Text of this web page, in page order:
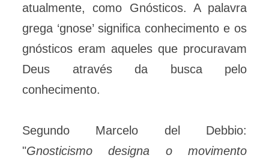
atualmente, como Gnósticos. A palavra
grega ‘gnose’ significa conhecimento e os
gnósticos eram aqueles que procuravam
Deus através da busca pelo
conhecimento.
Segundo Marcelo del Debbio:
"Gnosticismo designa o movimento